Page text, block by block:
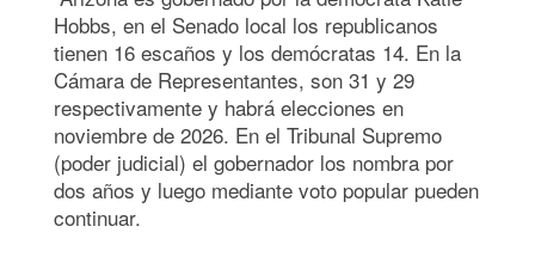
Hobbs, en el Senado local los republicanos
tienen 16 escaños y los demócratas 14. En la
Cámara de Representantes, son 31 y 29
respectivamente y habrá elecciones en
noviembre de 2026. En el Tribunal Supremo
(poder judicial) el gobernador los nombra por
dos años y luego mediante voto popular pueden
continuar.